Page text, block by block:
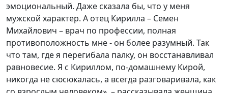
эмоциональный. Даже сказала бы, что у меня
мужской характер. А отец Кирилла – Семен
Михайлович – врач по профессии, полная
противоположность мне - он более разумный. Так
что там, где я перегибала палку, он восстанавливал
равновесие. Я с Кириллом, по-домашнему Кирой,
никогда не сюсюкалась, а всегда разговаривала, как